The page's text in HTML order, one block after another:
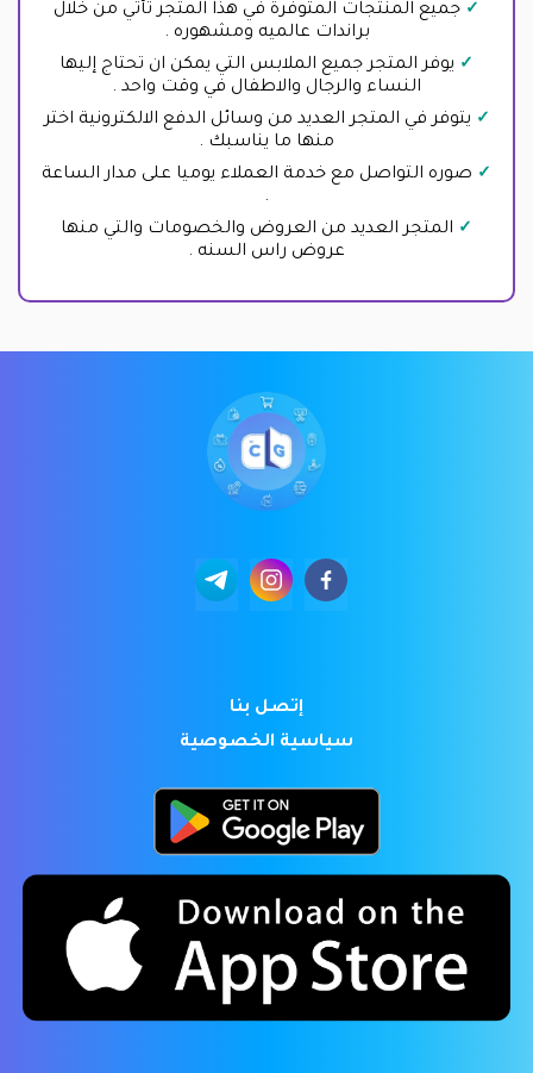
جميع المنتجات المتوفرة في هذا المتجر تأتي من خلال
براندات عالميه ومشهوره .
يوفر المتجر جميع الملابس التي يمكن ان تحتاج إليها
النساء والرجال والاطفال في وقت واحد .
يتوفر في المتجر العديد من وسائل الدفع الالكترونية اختر
منها ما يناسبك .
صوره التواصل مع خدمة العملاء يوميا على مدار الساعة
.
المتجر العديد من العروض والخصومات والتي منها
عروض راس السنه .
إتصل بنا
سياسية الخصوصية